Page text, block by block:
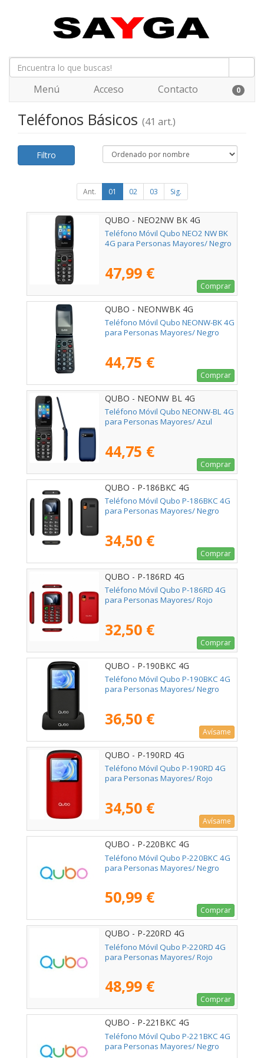
Menú Acceso Contacto 0
Teléfonos Básicos (41 art.)
Filtro
Ant. 01 02 03 Sig.
QUBO - NEO2NW BK 4G
Teléfono Móvil Qubo NEO2 NW BK
4G para Personas Mayores/ Negro
47,99 €
Comprar
QUBO - NEONWBK 4G
Teléfono Móvil Qubo NEONW-BK 4G
para Personas Mayores/ Negro
44,75 €
Comprar
QUBO - NEONW BL 4G
Teléfono Móvil Qubo NEONW-BL 4G
para Personas Mayores/ Azul
44,75 €
Comprar
QUBO - P-186BKC 4G
Teléfono Móvil Qubo P-186BKC 4G
para Personas Mayores/ Negro
34,50 €
Comprar
QUBO - P-186RD 4G
Teléfono Móvil Qubo P-186RD 4G
para Personas Mayores/ Rojo
32,50 €
Comprar
QUBO - P-190BKC 4G
Teléfono Móvil Qubo P-190BKC 4G
para Personas Mayores/ Negro
36,50 €
Avísame
QUBO - P-190RD 4G
Teléfono Móvil Qubo P-190RD 4G
para Personas Mayores/ Rojo
34,50 €
Avísame
QUBO - P-220BKC 4G
Teléfono Móvil Qubo P-220BKC 4G
para Personas Mayores/ Negro
50,99 €
Comprar
QUBO - P-220RD 4G
Teléfono Móvil Qubo P-220RD 4G
para Personas Mayores/ Rojo
48,99 €
Comprar
QUBO - P-221BKC 4G
Teléfono Móvil Qubo P-221BKC 4G
para Personas Mayores/ Negro